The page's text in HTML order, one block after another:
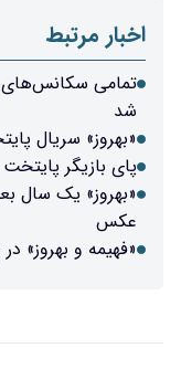
اخبار مرتبط
تمامی سکانس‌های
شد
«بهروز» سریال پایتخت 6 بعد از 6
پای بازیگر
عکس
«فهیمه و بهروز»